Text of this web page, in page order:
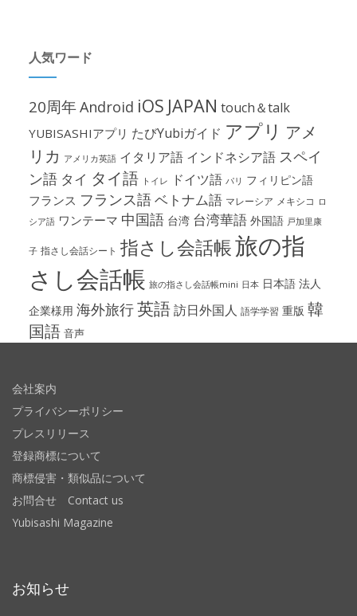
人気ワード
20周年Android iOS JAPAN touch＆talk
YUBISASHIアプリ たびYubiガイド アプリ アメ
リカ アメリカ英語 イタリア語 インドネシア語 スペイ
ン語 タイ タイ語 トイレ ドイツ語 パリ フィリピン語
フランス フランス語ベトナム語 マレーシア メキシコ ロ
シア語 ワンテーマ 中国語 台湾 台湾華語 外国語 戸加里康
子 指さし会話シート 指さし会話帳旅の指
さし会話帳 旅の指さし会話帳mini 日本 日本語 法人
企業様用 海外旅行英語訪日外国人 語学学習 重版 韓
国語 音声
会社案内
プライバシーポリシー
プレスリリース
登録商標について
商標侵害・類似品について
お問合せ Contact us
Yubisashi Magazine
お知らせ